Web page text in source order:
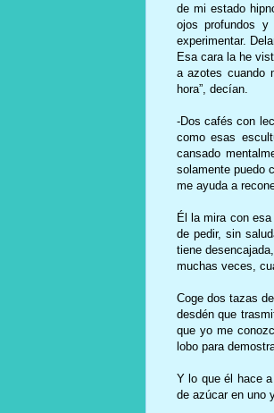
de mi estado
ojos profundos
experimentar.
Esa cara la he
a azotes cuando
hora”, decían.
-Dos cafés con
como esas
cansado
solamente puedo
me ayuda a
Él la mira con
de pedir, sin
tiene
muchas veces,
Coge dos tazas
desdén que
que yo me
lobo para
Y lo que él hace
de azúcar en uno